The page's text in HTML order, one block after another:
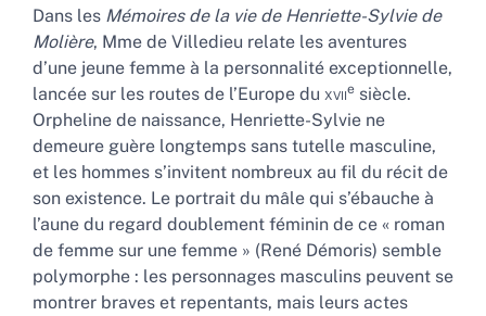
Texte intégral
Bibliographie
Notes
Citer cet article
Auteur
Dans les Mémoires de la vie de Henriette-Sylvie de
Molière, Mme de Villedieu relate les aventures
d’une jeune femme à la personnalité exceptionnelle,
lancée sur les routes de l’Europe du xviie siècle.
Orpheline de naissance, Henriette-Sylvie ne
demeure guère longtemps sans tutelle masculine,
et les hommes s’invitent nombreux au fil du récit de
son existence. Le portrait du mâle qui s’ébauche à
l’aune du regard doublement féminin de ce « roman
de femme sur une femme » (René Démoris) semble
polymorphe : les personnages masculins peuvent se
montrer braves et repentants, mais leurs actes